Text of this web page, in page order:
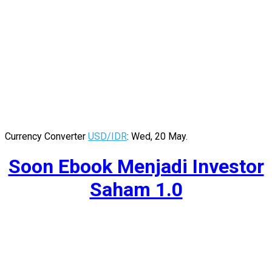
Currency Converter USD/IDR: Wed, 20 May.
Soon Ebook Menjadi Investor
Saham 1.0